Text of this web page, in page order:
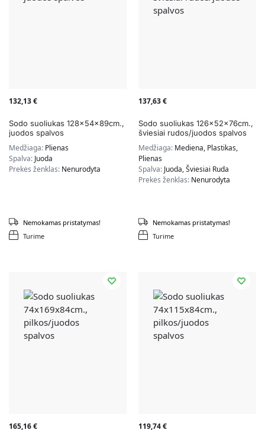
132,13€
Sodo suoliukas 128x54x89cm.,
juodos spalvos
Medžiaga: Plienas
Spalva: Juoda
Prekės ženklas: Nenurodyta
Turime
Nemokamas pristatymas!
137,63€
Sodo suoliukas 126x52x76cm.,
šviesiai rudos/juodos spalvos
Medžiaga: Mediena, Plastikas,
Plienas
Spalva: Juoda, Šviesiai Ruda
Prekės ženklas: Nenurodyta
Turime
Nemokamas pristatymas!
165,16€ 119,74€